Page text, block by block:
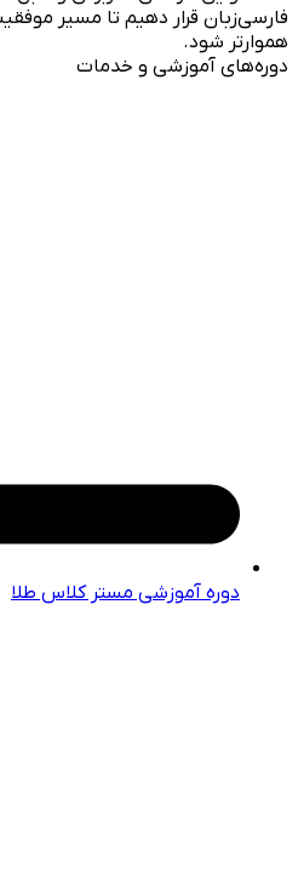
فارسی‌زبان قرار دهیم تا مسیر
هموارتر شود.
دوره‌های آموزشی و خدمات
دوره آموزشی مستر کلاس طلا